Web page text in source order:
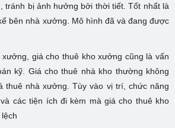
tránh bị ảnh hưởng bởi thời tiết. Tốt nhất là
bên nhà xưởng. Mô hình đã và đang được
giá cho thuê kho xưởng cũng là vấn
kỹ. Giá cho thuê nhà kho thường không
thuê nhà xưởng. Tùy vào vị trí, chức năng
các tiện ích đi kèm mà giá cho thuê kho